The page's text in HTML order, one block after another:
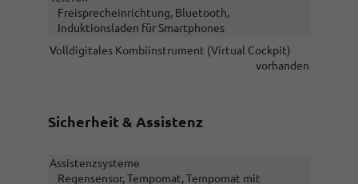
Freisprecheinrichtung, Bluetooth,
Induktionsladen für Smartphones
Volldigitales Kombiinstrument (Virtual Cockpit)
vorhanden
Sicherheit & Assistenz
Assistenzsysteme
Regensensor, Tempomat, Tempomat mit